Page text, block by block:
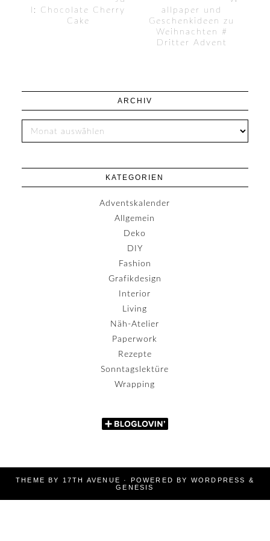
l: Chocolate Cherry
Cake
allpaper und
Geschenkideen zu
Weihnachten #
Dritter Advent
ARCHIV
KATEGORIEN
Adventskalender
Allgemein
Deko
DIY
Fashion
Grafikdesign
Interior
Living
Näh-Atelier
Paperwork
Rezepte
Sonntagslektüre
Wrapping
THEME BY 17TH AVENUE · POWERED BY WORDPRESS
&
GENESIS